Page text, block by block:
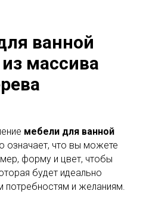
ванной
массива
мебели для ванной
означает, что вы можете
форму и цвет, чтобы
будет идеально
потребностям и желаниям.